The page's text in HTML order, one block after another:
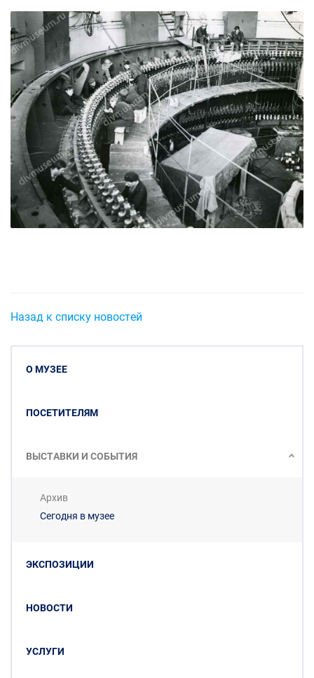
Назад к списку новостей
О МУЗЕЕ
ПОСЕТИТЕЛЯМ
ВЫСТАВКИ И СОБЫТИЯ
Архив
Сегодня в музее
ЭКСПОЗИЦИИ
НОВОСТИ
УСЛУГИ